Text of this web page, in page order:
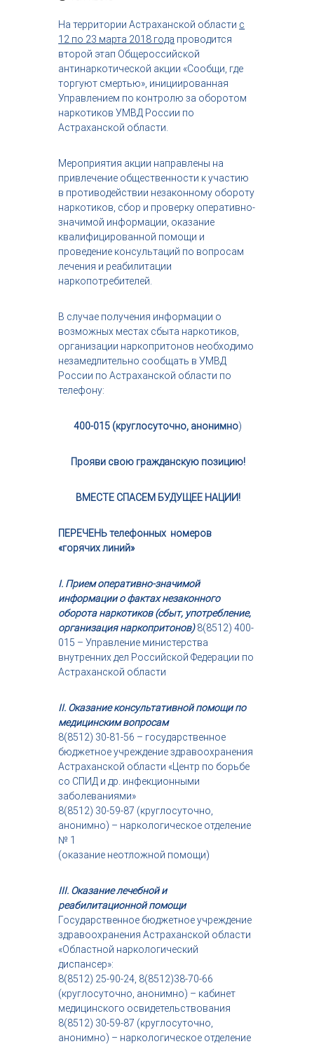
т
и
я
к
р
а
с
о
На территории Астраханской области с
12 по 23 марта 2018 года проводится
второй этап Общероссийской
антинаркотической акции «Сообщи, где
торгуют смертью», инициированная
Управлением по контролю за оборотом
наркотиков УМВД России по
Астраханской области.
Мероприятия акции направлены на
привлечение общественности к участию
в противодействии незаконному обороту
наркотиков, сбор и проверку оперативно-
значимой информации, оказание
квалифицированной помощи и
проведение консультаций по вопросам
лечения и реабилитации
наркопотребителей.
В случае получения информации о
возможных местах сбыта наркотиков,
организации наркопритонов необходимо
незамедлительно сообщать в УМВД
России по Астраханской области по
телефону:
400-015 (круглосуточно, анонимно)
Прояви свою гражданскую позицию!
ВМЕСТЕ СПАСЕМ БУДУЩЕЕ НАЦИИ!
ПЕРЕЧЕНЬтелефонных номеров
«горячих линий»
I. Прием оперативно-значимой
информации о фактах незаконного
оборотанаркотиков (сбыт, употребление,
организация наркопритонов)8(8512) 400-
015 – Управление министерства
внутренних дел Российской Федерации по
Астраханской области
II. Оказание консультативной помощи по
медицинским вопросам
8(8512) 30-81-56 – государственное
бюджетное учреждение здравоохранения
Астраханской области «Центр по борьбе
со СПИД и др. инфекционными
заболеваниями»
8(8512) 30-59-87 (круглосуточно,
анонимно) – наркологическое отделение
№ 1
(оказание неотложной помощи)
III. Оказание лечебной и
реабилитационной помощи
Государственное бюджетное учреждение
здравоохранения Астраханской области
«Областной наркологический
диспансер»:
8(8512) 25-90-24, 8(8512)38-70-66
(круглосуточно, анонимно) – кабинет
медицинского освидетельствования
8(8512) 30-59-87 (круглосуточно,
анонимно) – наркологическое отделение